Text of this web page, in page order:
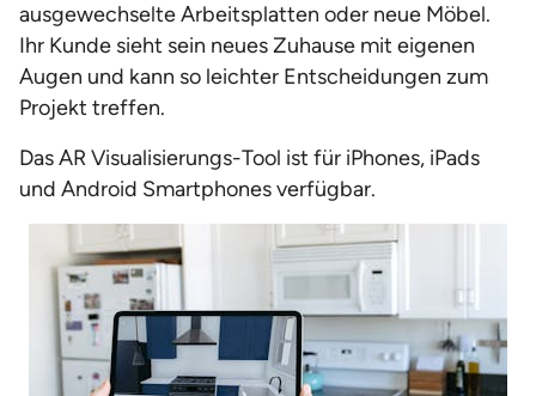
ausgewechselte Arbeitsplatten oder neue Möbel.
Ihr Kunde sieht sein neues Zuhause mit eigenen
Augen und kann so leichter Entscheidungen zum
Projekt treffen.
Das AR Visualisierungs-Tool ist für iPhones, iPads
und Android Smartphones verfügbar.